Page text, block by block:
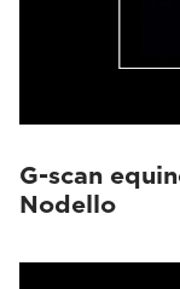
G-scan
Nodello